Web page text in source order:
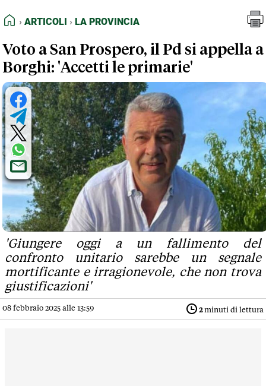
FEED RSS
NORMATIVE DEONTOLOGICHE
TERMINI e CONDIZIONI
Articoli
La Provincia
HOME
ARTICOLI LA PROVINCIA
Voto a San Prospero, il Pd si appella a
Borghi: 'Accetti le primarie'
'Giungere oggi a un fallimento del
confronto unitario sarebbe un segnale
mortificante e irragionevole, che non trova
giustificazioni'
08 febbraio 2025 alle 13:59 2minuti di lettura